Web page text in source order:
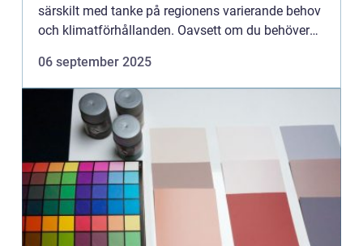
särskilt med tanke på regionens varierande behov
och klimatförhållanden. Oavsett om du behöver
06 september 2025